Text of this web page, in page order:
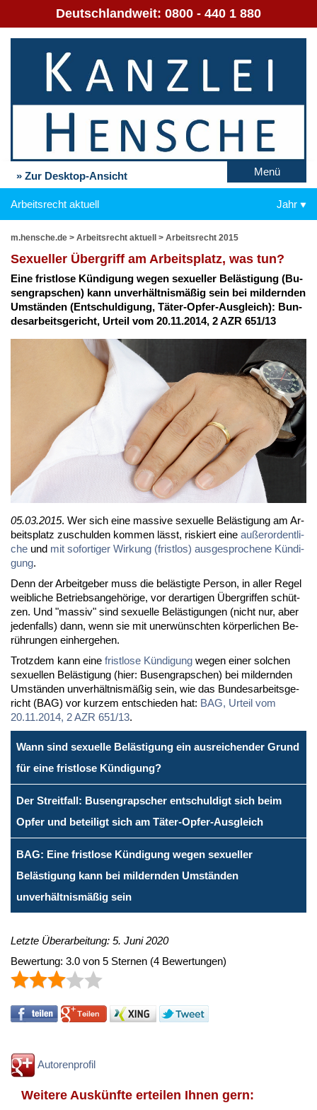
Deutschlandweit: 0800 - 440 1 880
» Zur Desktop-Ansicht Menü
Arbeitsrecht aktuell Jahr
m.hensche.de > Arbeitsrecht aktuell > Arbeitsrecht 2015
Se­xu­el­ler Über­griff am Ar­beits­platz, was tun?
Ei­ne frist­lo­se Kün­di­gung we­gen se­xu­el­ler Be­läs­ti­gung (Bu­
sen­grap­schen) kann un­ver­hält­nis­mä­ßig sein bei mil­dern­den
Um­stän­den (Ent­schul­di­gung, Tä­ter-Op­fer-Aus­gleich): Bun­
des­ar­beits­ge­richt, Ur­teil vom 20.11.2014, 2 AZR 651/13
05.03.2015. Wer sich ei­ne mas­si­ve se­xu­el­le Be­läs­ti­gung am Ar­
beits­platz zu­schul­den kom­men lässt, ris­kiert ei­ne au­ßer­or­dent­li­
che und mit so­for­ti­ger Wir­kung (frist­los) aus­ge­spro­che­ne Kün­di­
gung.
Denn der Ar­beit­ge­ber muss die be­läs­tig­te Per­son, in al­ler Re­gel
weib­li­che Be­triebs­an­ge­hö­ri­ge, vor der­ar­ti­gen Über­grif­fen schüt­
zen. Und "mas­siv" sind se­xu­el­le Be­läs­ti­gun­gen (nicht nur, aber
je­den­falls) dann, wenn sie mit un­er­wünsch­ten kör­per­li­chen Be­
rüh­run­gen ein­her­ge­hen.
Trotz­dem kann ei­ne frist­lo­se Kün­di­gung we­gen ei­ner sol­chen
se­xu­el­len Be­läs­ti­gung (hier: Bu­sen­grap­schen) bei mil­dern­den
Um­stän­den un­ver­hält­nis­mä­ßig sein, wie das Bun­des­ar­beits­ge­
richt (BAG) vor kur­zem ent­schie­den hat: BAG, Ur­teil vom
20.11.2014, 2 AZR 651/13.
Wann sind sexuelle Belästigung ein ausreichender Grund
für eine fristlose Kündigung?
Der Streitfall: Busengrapscher entschuldigt sich beim
Opfer und beteiligt sich am Täter-Opfer-Ausgleich
BAG: Eine fristlose Kündigung wegen sexueller
Belästigung kann bei mildernden Umständen
unverhältnismäßig sein
Letzte Überarbeitung: 5. Juni 2020
Bewertung: 3.0 von 5 Sternen (4 Bewertungen)
Autorenprofil
Weitere Auskünfte erteilen Ihnen gern: